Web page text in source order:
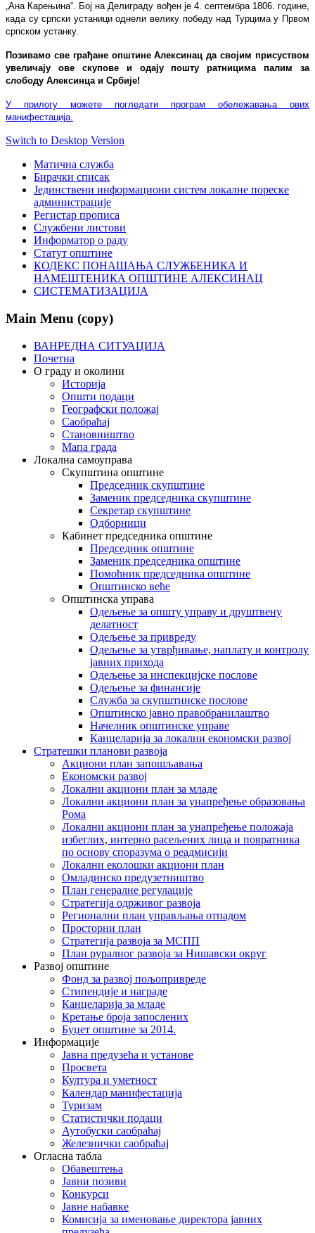
„Ана Карењина“. Бој на Делиграду вођен је 4. септембра 1806. године,
када су српски устаници однели велику победу над Турцима у Првом
српском устанку.
Позивамо све грађане општине Алексинац да својим присуством
увеличају ове скупове и одају пошту ратницима палим за
слободу Алексинца и Србије!
У прилогу можете погледати програм обележавања ових
манифестација.
Switch to Desktop Version
Матична служба
Бирачки списак
Јединствени информациони систем локалне пореске
администрације
Регистар прописа
Службени листови
Информатор о раду
Статут општине
КОДЕКС ПОНАШАЊА СЛУЖБЕНИКА И
НАМЕШТЕНИКА ОПШТИНЕ АЛЕКСИНАЦ
СИСТЕМАТИЗАЦИЈА
Main Menu (copy)
ВАНРЕДНА СИТУАЦИЈА
Почетна
О граду и околини
Историја
Општи подаци
Географски положај
Саобраћај
Становништво
Мапа града
Локална самоуправа
Скупштина општине
Председник скупштине
Заменик председника скупштине
Секретар скупштине
Одборници
Кабинет председника општине
Председник општине
Заменик председника општине
Помоћник председника општине
Општинско веће
Општинска управа
Одељење за општу управу и друштвену
делатност
Одељење за привреду
Одељење за утврђивање, наплату и контролу
јавних прихода
Одељење за инспекцијске послове
Одељење за финансије
Служба за скупштинске послове
Општинско јавно правобранилаштво
Начелник општинске управе
Канцеларија за локални економски развој
Стратешки планови развоја
Акциони план запошљавања
Економски развој
Локални акциони план за младе
Локални акциони план за унапређење образовања
Рома
Локални акциони план за унапређење положаја
избеглих, интерно расељених лица и повратника
по основу споразума о реадмисији
Локални еколошки акциони план
Омладинско предузетништво
План генералне регулације
Стратегија одрживог развоја
Регионални план управљања отпадом
Просторни план
Стратегија развоја за МСПП
План руралног развоја за Нишавски округ
Развој општине
Фонд за развој пољопривреде
Стипендије и награде
Канцеларија за младе
Кретање броја запослених
Буџет општине за 2014.
Информације
Јавна предузећа и установе
Просвета
Култура и уметност
Календар манифестација
Туризам
Статистички подаци
Аутобуски саобраћај
Железнички саобраћај
Огласна табла
Обавештења
Јавни позиви
Конкурси
Јавне набавке
Комисија за именовање директора јавних